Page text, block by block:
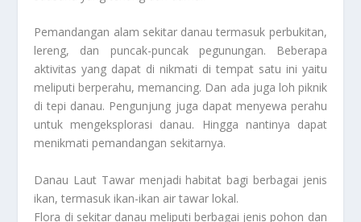
Pemandangan alam sekitar danau termasuk perbukitan,
lereng, dan puncak-puncak pegunungan. Beberapa
aktivitas yang dapat di nikmati di tempat satu ini yaitu
meliputi berperahu, memancing. Dan ada juga loh piknik
di tepi danau. Pengunjung juga dapat menyewa perahu
untuk mengeksplorasi danau. Hingga nantinya dapat
menikmati pemandangan sekitarnya.
Danau Laut Tawar menjadi habitat bagi berbagai jenis
ikan, termasuk ikan-ikan air tawar lokal.
Flora di sekitar danau meliputi berbagai jenis pohon dan